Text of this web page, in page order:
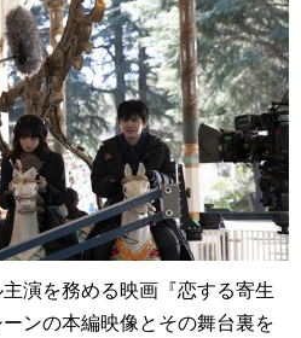
演を務める映画『恋する寄生
ンの本編映像とその舞台裏を